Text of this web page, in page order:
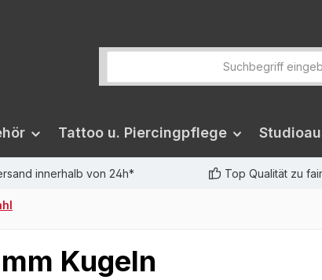
Tattoo u. Piercingpflege
innerhalb von 24h* Top Qualität zu
Kugeln